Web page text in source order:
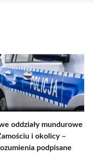
oddziały mundurowe
i okolicy –
podpisane